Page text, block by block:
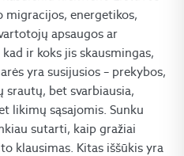
migracijos, energetikos,
apsaugos ar
ir koks jis skausmingas,
yra susijusios – prekybos,
bet svarbiausia,
likimų sąsajomis. Sunku
sutarti, kaip gražiai
klausimas. Kitas iššūkis yra